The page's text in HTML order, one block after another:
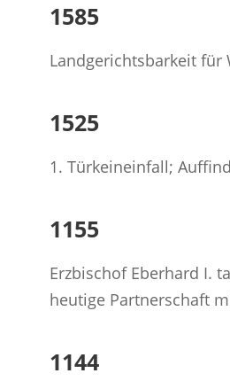
1585
Landgerichtsbarkeit für
1525
1. Türkeineinfall;
1155
Erzbischof Eberhard I.
heutige Partnerschaft
1144